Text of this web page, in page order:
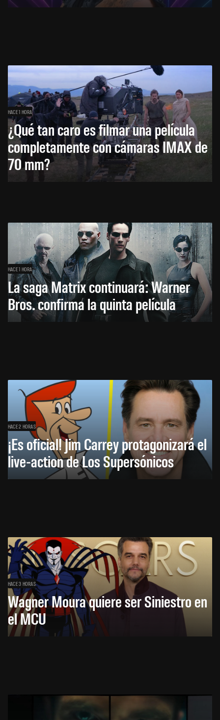
HACE 1 HORA
¿Qué tan caro es filmar una película
completamente con cámaras IMAX de
70 mm?
HACE 1 HORA
La saga Matrix continuará: Warner
Bros. confirma la quinta película
HACE 2 HORAS
¡Es oficial! Jim Carrey protagonizará el
live-action de Los Supersónicos
HACE 3 HORAS
Wagner Moura quiere ser Siniestro en
el MCU